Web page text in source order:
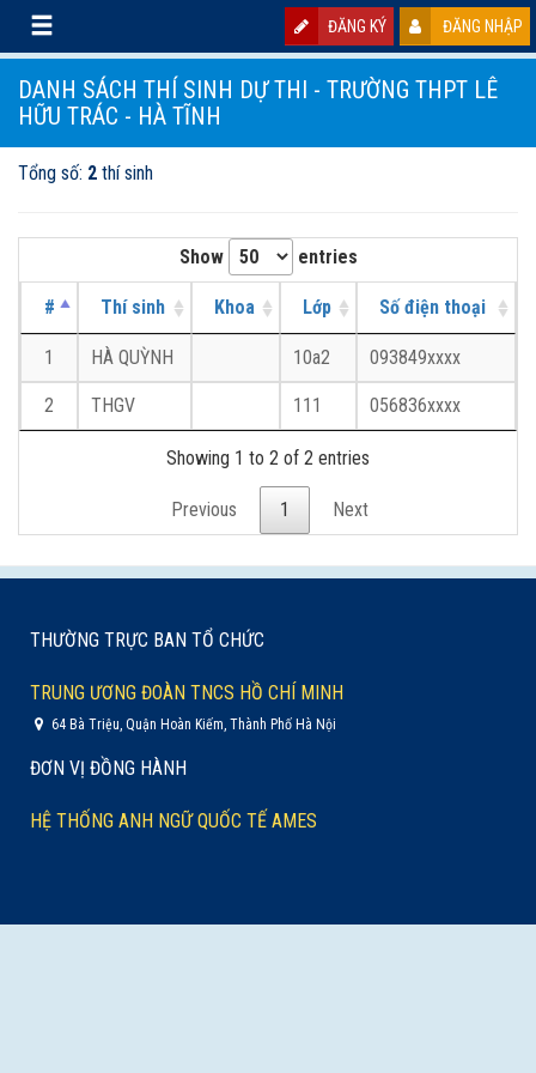
ĐĂNG KÝ ĐĂNG NHẬP
DANH SÁCH THÍ SINH DỰ THI - TRƯỜNG THPT LÊ
HỮU TRÁC - HÀ TĨNH
Tổng số: 2 thí sinh
Show entries
# Thí sinh Khoa Lớp Số điện thoại
1 HÀ QUỲNH 10a2 093849xxxx
2 THGV 111 056836xxxx
Showing 1 to 2 of 2 entries
Previous 1 Next
THƯỜNG TRỰC BAN TỔ CHỨC
TRUNG ƯƠNG ĐOÀN TNCS HỒ CHÍ MINH
64 Bà Triệu, Quận Hoàn Kiếm, Thành Phố Hà Nội
ĐƠN VỊ ĐỒNG HÀNH
HỆ THỐNG ANH NGỮ QUỐC TẾ AMES